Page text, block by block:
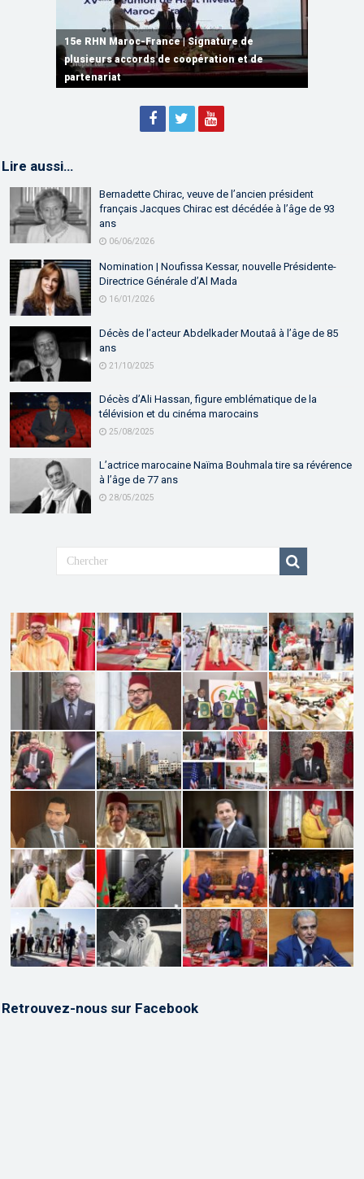
15e RHN Maroc-France | Signature de
plusieurs accords de coopération et de
partenariat
15e RHN Maroc-France | Discours de
Sébastien Lecornu premier ministre français
15e Réunion de Haut Niveau Maroc-France |
Discours de M. Aziz Akhannouch
Lire aussi…
Bernadette Chirac, veuve de l’ancien président
français Jacques Chirac est décédée à l’âge de 93
ans
06/06/2026
Nomination | Noufissa Kessar, nouvelle Présidente-
Directrice Générale d’Al Mada
16/01/2026
Décès de l’acteur Abdelkader Moutaâ à l’âge de 85
ans
21/10/2025
Décès d’Ali Hassan, figure emblématique de la
télévision et du cinéma marocains
25/08/2025
L’actrice marocaine Naïma Bouhmala tire sa révérence
à l’âge de 77 ans
28/05/2025
Retrouvez-nous sur Facebook